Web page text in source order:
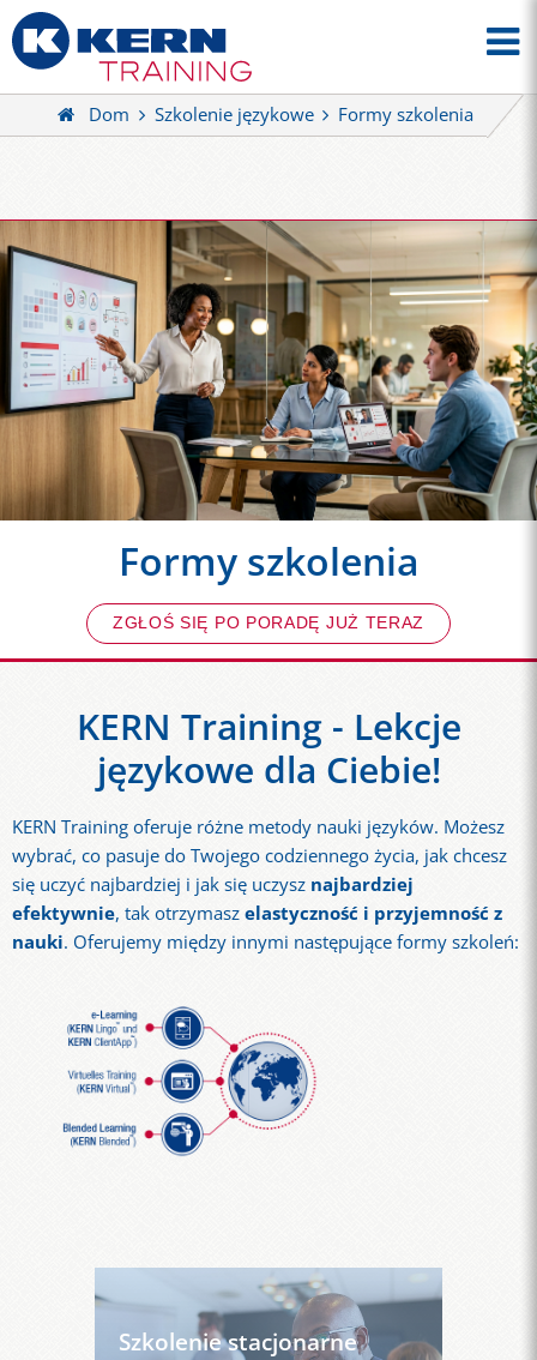
Dom Szkolenie językowe Formy szkolenia
Formy szkolenia
ZGŁOŚ SIĘ PO PORADĘ JUŻ TERAZ
KERN Training - Lekcje
językowe dla Ciebie!
KERN Training oferuje różne metody nauki języków. Możesz
wybrać, co pasuje do Twojego codziennego życia, jak chcesz
się uczyć najbardziej i jak się uczysz najbardziej
efektywnie, tak otrzymaszelastyczność i przyjemność z
nauki. Oferujemy między innymi następujące formy szkoleń:
Szkolenie stacjonarne